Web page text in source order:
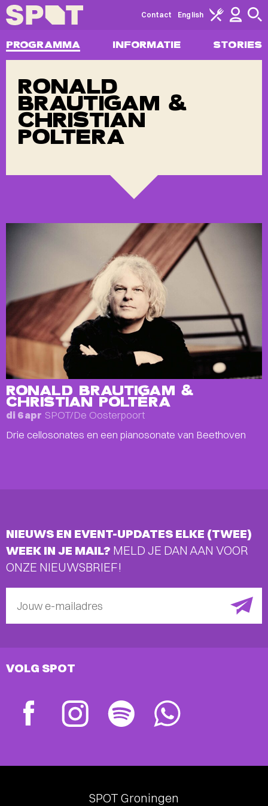
PROGRAMMA INFORMATIE STORIES
Contact English
RONALD
BRAUTIGAM &
CHRISTIAN
POLTERA
RONALD BRAUTIGAM &
CHRISTIAN POLTÉRA
di 6 apr SPOT/De Oosterpoort
Drie cellosonates en een pianosonate van Beethoven
NIEUWS EN EVENT-UPDATES ELKE (TWEE)
WEEK IN JE MAIL? MELD JE DAN AAN VOOR
ONZE NIEUWSBRIEF!
Jouw e-mailadres
VOLG SPOT
SPOT Groningen